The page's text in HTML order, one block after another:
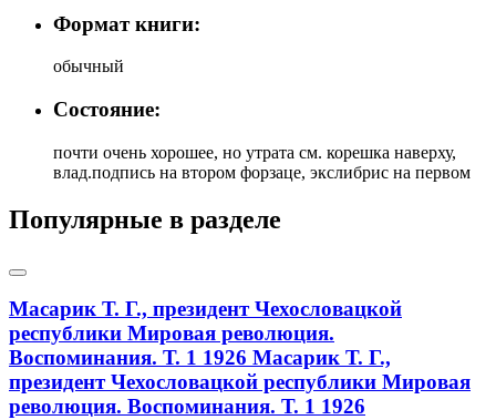
Формат книги:
обычный
Состояние:
почти очень хорошее, но утрата см. корешка наверху,
влад.подпись на втором форзаце, экслибрис на первом
Популярные в разделе
Масарик Т. Г., президент Чехословацкой
республики Мировая революция.
Воспоминания. Т. 1 1926 Масарик Т. Г.,
президент Чехословацкой республики Мировая
революция. Воспоминания. Т. 1 1926